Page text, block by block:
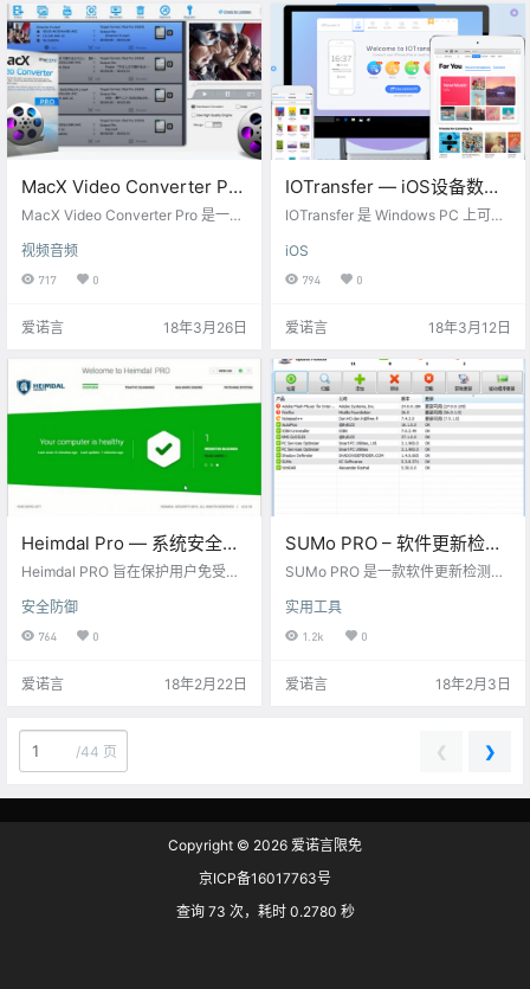
oyan 激活码：DA00PR-C54D35-
B9D930 限免结束倒计时：
漏洞扫描、进程管理、驱动管理、
重复文件查找、磁盘空间占用分
析、系统信息、魔法设置，还有非
常强大的空闲时自动优化，与 …
MacX Video Converter Pro
— 视频下载、转换工具
MacX Video Converter Pro 是一款
所有的视频格式之间的互相转换。
像 MKV、 M2TS、 MP4、 MOV、
持 iPad, iPhone, Android, iMovie,
件，包含：YouTube, Vimeo, Mysp
ace 等等。M…
视频音频
717 0
爱诺言 18年3月26日
IOTransfer — iOS设备数据
管理[PC][限免]
IOTransfer 是 Windows PC 上可用
管理工具之一，通过使用这个软
件，可以传输音乐，照片，视频，
ansfer 的主要的优点和亮点 传输数
需点击“Add”按钮即可将图片，音乐
文件，视频，应用程序和其他…
iOS
794 0
爱诺言 18年3月12日
Heimdal Pro — 系统安全防
御软件[PC][$22→0]
Heimdal PRO 旨在保护用户免受一
mware/Cryptoware（勒索软件或
勒 索病毒），银行木马，漏洞利用
O 并不能完全取代防病毒保护，
责查找文件和监督行为，而 Heimda
l PRO 能够监控流量，两者负…
安全防御
764 0
爱诺言 18年2月22日
SUMo PRO – 软件更新检测
工具[PC][$30→0]
SUMo PRO 是一款软件更新检测工
检测，并且可以自动更新软件到最
新版，还可以直接访问软件官网，
便实用。 获取地址：点此直达 网盘
egistration Name : BitsDuJour Seri
实用工具
1.2k 0
爱诺言 18年2月3日
/44 页 ❮ ❯
Copyright © 2026 爱诺言限免
京ICP备16017763号
查询 73 次，耗时 0.2780 秒